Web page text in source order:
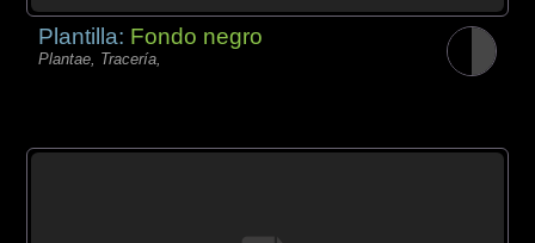
Plantilla: Fondo negro
Plantae, Tracería,